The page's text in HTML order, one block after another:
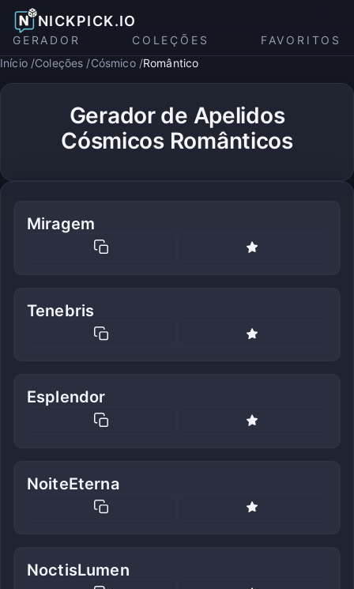
NICKPICK.IO
GERADOR COLEÇÕES
FAVORITOS
Início Coleções Cósmico Romântico
Gerador de Apelidos
Cósmicos Românticos
Miragem
Tenebris
Esplendor
NoiteEterna
NoctisLumen